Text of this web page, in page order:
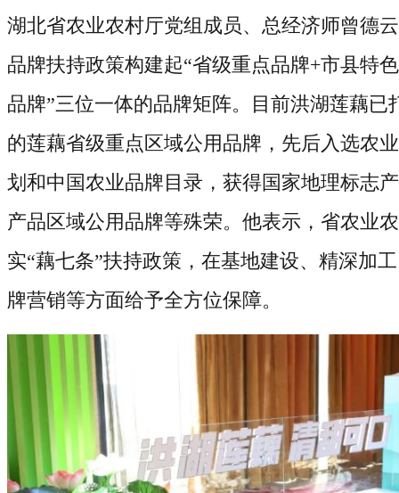
湖北省农业农村厅党组成员、总经济师曾德
品牌扶持政策构建起“省级重点品牌+市县特
品牌”三位一体的品牌矩阵。
目前洪湖莲藕已
的莲藕省级重点区域公用品牌，先后入选农
划和中国农业品牌目录，获得国家地理标志
产品区域公用品牌等殊荣。 他表示，省农业
实“藕七条”扶持政策，在基地建设、精深加
牌营销等方面给予全方位保障。